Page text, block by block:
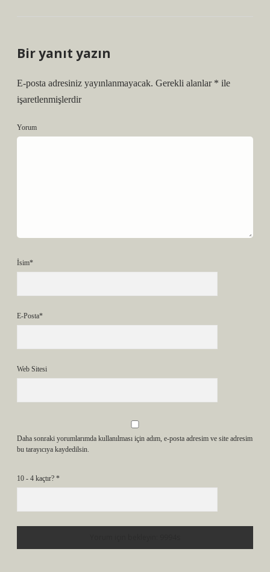
Bir yanıt yazın
E-posta adresiniz yayınlanmayacak. Gerekli alanlar * ile
işaretlenmişlerdir
Yorum
İsim*
E-Posta*
Web Sitesi
Daha sonraki yorumlarımda kullanılması için adım, e-posta adresim ve site adresim
bu tarayıcıya kaydedilsin.
10 - 4 kaçtır? *